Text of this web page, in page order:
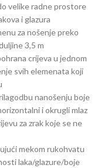
velike radne prostore
i glazura
za nošenje preko
3,5 m
crijeva u jednom
svih elemenata koji
nanošenju boje
i okrugli mlaz
za zrak koje se ne
mekom rukohvatu
laka/glazure/boje